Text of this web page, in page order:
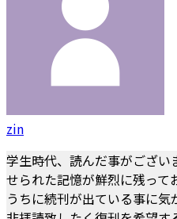
zin
学生時代、読んだ事がござ
せられた記憶が鮮烈に残って
うちに続刊が出ている事に